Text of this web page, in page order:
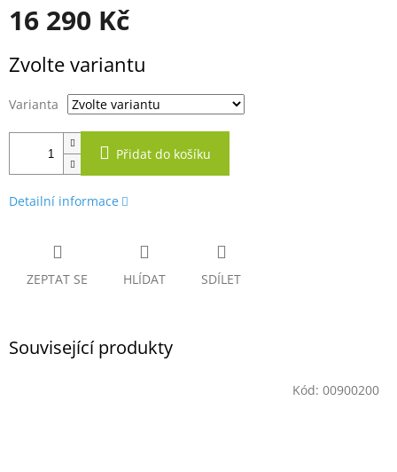
16 290 Kč
cena:
Zvolte variantu
Varianta
Přidat do košíku
Detailní informace
ZEPTAT SE HLÍDAT SDÍLET
Související produkty
Kód: 00900200